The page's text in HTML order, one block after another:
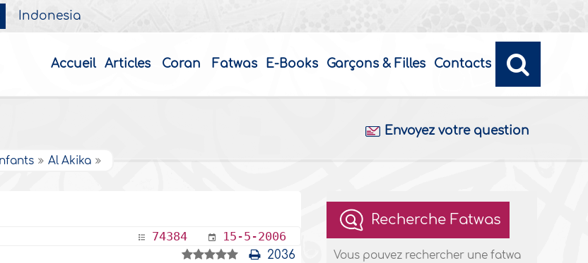
Indonesia
Accueil Articles Coran Fatwas E-Books Garçons & Filles Contacts
Envoyez votre question
Al Akika
74384 15-5-2006
2036
Recherche Fatwas
Vous pouvez rechercher une fatwa